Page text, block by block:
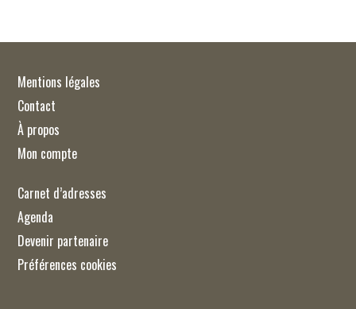
Mentions légales
Contact
À propos
Mon compte
Carnet d’adresses
Agenda
Devenir partenaire
Préférences cookies